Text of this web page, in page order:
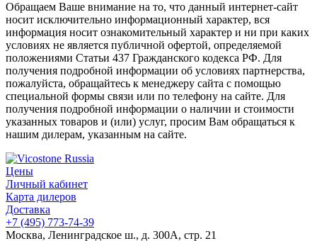
Обращаем Ваше внимание на то, что данный интернет-сайт
носит исключительно информационный характер, вся
информация носит ознакомительный характер и ни при каких
условиях не является публичной офертой, определяемой
положениями Статьи 437 Гражданского кодекса РФ. Для
получения подробной информации об условиях партнерства,
пожалуйста, обращайтесь к менеджеру сайта с помощью
специальной формы связи или по телефону на сайте. Для
получения подробной информации о наличии и стоимости
указанных товаров и (или) услуг, просим Вам обращаться к
нашим дилерам, указанным на сайте.
Цены
Личный кабинет
Карта дилеров
Доставка
+7 (495) 773-74-39
Москва, Ленинградское ш., д. 300А, стр. 21